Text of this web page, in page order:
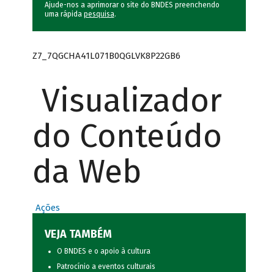
Ajude-nos a aprimorar o site do BNDES preenchendo
uma rápida pesquisa.
Z7_7QGCHA41L071B0QGLVK8P22GB6
Visualizador
do Conteúdo
da Web
Ações
VEJA TAMBÉM
O BNDES e o apoio à cultura
Patrocínio a eventos culturais